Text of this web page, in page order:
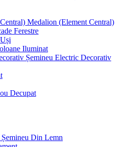
Medalion (Element Central)
Ferestre
Iluminat
Șemineu Electric Decorativ
Decupat
Șemineu Din Lemn